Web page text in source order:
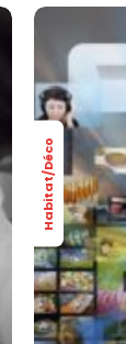
Habitat/Déco